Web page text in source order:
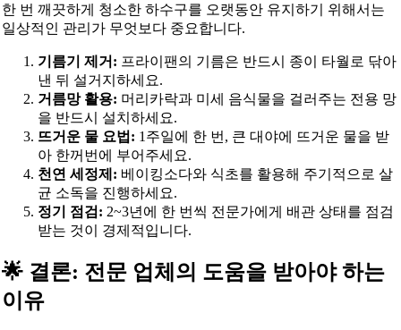
한 번 깨끗하게 청소한 하수구를 오랫동안 유지하기 위해서는
일상적인 관리가 무엇보다 중요합니다.
기름기 제거: 프라이팬의 기름은 반드시 종이 타월로 닦아
낸 뒤 설거지하세요.
거름망 활용: 머리카락과 미세 음식물을 걸러주는 전용 망
을 반드시 설치하세요.
뜨거운 물 요법: 1주일에 한 번, 큰 대야에 뜨거운 물을 받
아 한꺼번에 부어주세요.
천연 세정제: 베이킹소다와 식초를 활용해 주기적으로 살
균 소독을 진행하세요.
정기 점검: 2~3년에 한 번씩 전문가에게 배관 상태를 점검
받는 것이 경제적입니다.
🌟 결론: 전문 업체의 도움을 받아야 하는
이유